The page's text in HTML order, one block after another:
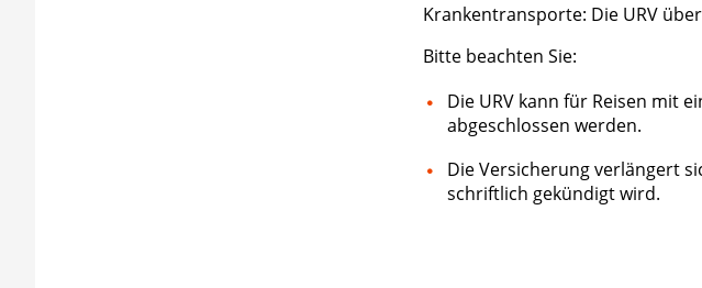
Krankentransporte: Die URV
Bitte beachten Sie:
Die URV kann für Reisen mit
abgeschlossen werden.
Die Versicherung verlängert
schriftlich gekündigt wird.